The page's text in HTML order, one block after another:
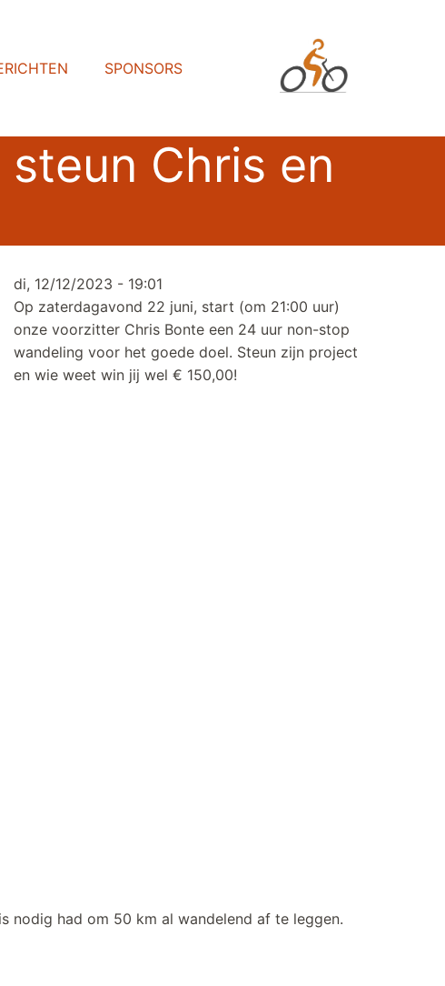
SPONSORS
Chris en
di, 12/12/2023 - 19:01
Op zaterdagavond 22 juni, start (om 21:00 uur)
onze voorzitter Chris Bonte een 24 uur non-stop
wandeling voor het goede doel. Steun zijn project
en wie weet win jij wel € 150,00!
nodig had om 50 km al wandelend af te leggen.